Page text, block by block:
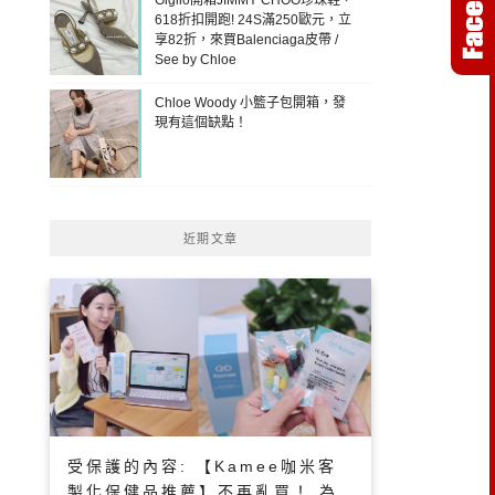
618折扣開跑! 24S滿250歐元，立
享82折，來買Balenciaga皮帶 /
See by Chloe
Chloe Woody 小籃子包開箱，發
現有這個缺點！
近期文章
受保護的內容: 【Kamee咖米客
製化保健品推薦】不再亂買！ 為